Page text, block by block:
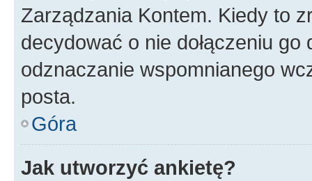
Zarządzania Kontem. Kiedy to
decydować o nie dołączeniu
odznaczanie wspomnianego
posta.
Góra
Jak utworzyć ankietę?